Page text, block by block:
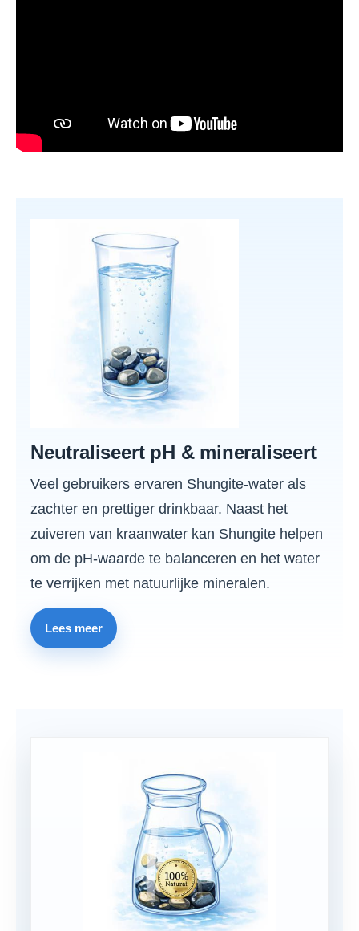
Neutraliseert pH & mineraliseert
Veel gebruikers ervaren Shungite-water als
zachter en prettiger drinkbaar. Naast het
zuiveren van kraanwater kan Shungite helpen
om de pH-waarde te balanceren en het water
te verrijken met natuurlijke mineralen.
Lees meer